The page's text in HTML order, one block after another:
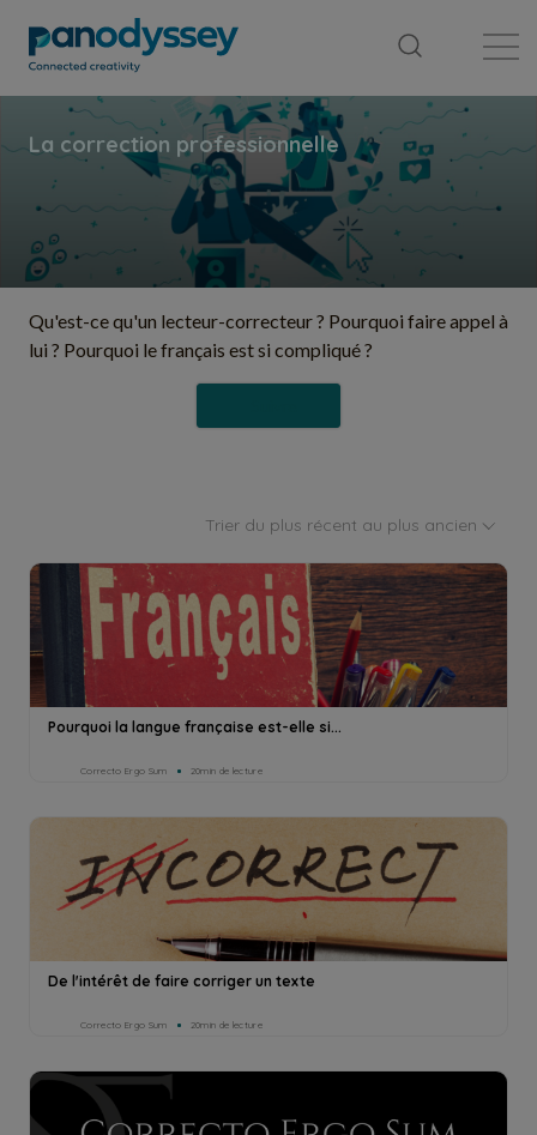
Qu'est-ce qu'un lecteur-correcteur ? Pourquoi faire appel à
lui ? Pourquoi le français est si compliqué ?
Trier du plus récent au plus ancien
Pourquoi la langue française est-elle si...
Correcto Ergo Sum 20min de lecture
De l'intérêt de faire corriger un texte
Correcto Ergo Sum 20min de lecture